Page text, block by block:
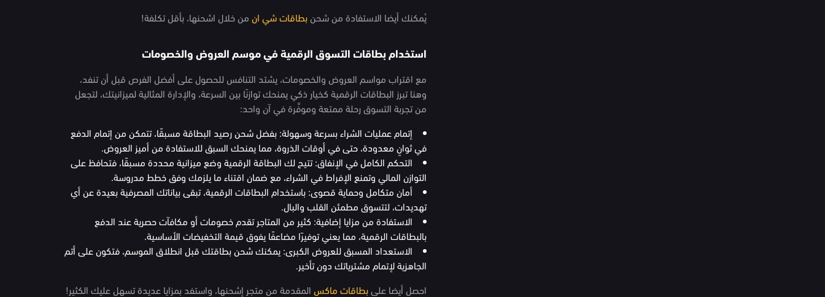
يُمكنك أيضا الاستفادة من شحن بطاقات شي ان من خلال اشحنها، بأقل تكلفة!
استخدام بطاقات التسوق الرقمية في موسم العروض والخصومات
مع اقتراب مواسم العروض والخصومات، يشتد التنافس للحصول على أفضل الفرص قبل أن تنفد،
وهنا تبرز البطاقات الرقمية كخيار ذكي يمنحك توازنًا بين السرعة، والإدارة المثالية لميزانيتك، لتجعل
من تجربة التسوق رحلة ممتعة وموفِّرة في آن واحد:
إتمام عمليات الشراء بسرعة وسهولة: بفضل شحن رصيد البطاقة مسبقًا، تتمكن من إتمام الدفع
في ثوانٍ معدودة، حتى في أوقات الذروة، مما يمنحك السبق للاستفادة من أميز العروض.
التحكم الكامل في الإنفاق: تتيح لك البطاقة الرقمية وضع ميزانية محددة مسبقًا، فتحافظ على
التوازن المالي وتمنع الإفراط في الشراء، مع ضمان اقتناء ما يلزمك وفق خطط مدروسة.
أمان متكامل وحماية قصوى: باستخدام البطاقات الرقمية، تبقى بياناتك المصرفية بعيدة عن أي
تهديدات، لتتسوق مطمئن القلب والبال.
الاستفادة من مزايا إضافية: كثير من المتاجر تقدم خصومات أو مكافآت حصرية عند الدفع
بالبطاقات الرقمية، مما يعني توفيرًا مضاعفًا يفوق قيمة التخفيضات الأساسية.
الاستعداد المسبق للعروض الكبرى: يمكنك شحن بطاقتك قبل انطلاق الموسم، فتكون على أتم
الجاهزية لإتمام مشترياتك دون تأخير.
احصل أيضا علىبطاقات ماكس المقدمة من متجر إشحنها، واستفد بمزايا عديدة تسهل عليك الكثير!